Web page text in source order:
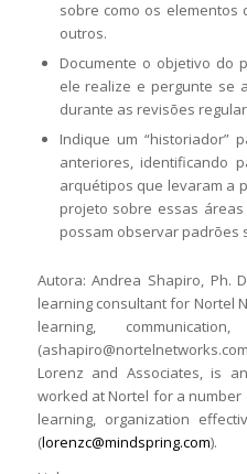
sobre como os
outros.
Documente o objetivo do
ele realize e pergunte se
durante as revisões
Indique um “historiador”
anteriores, identificando
arquétipos que levaram a
projeto sobre essas
possam observar padrões
Autora: Andrea Shapiro, Ph.
learning consultant for Nortel
learning,
Lorenz and Associates, is
worked at Nortel for a
learning, organization
(lorenzc@mindspring.com).